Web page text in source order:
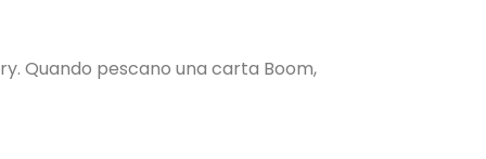
Quando pescano una carta Boom,